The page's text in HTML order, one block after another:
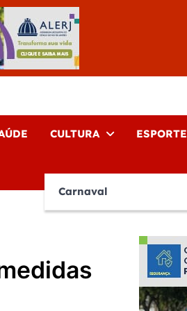
CULTURA
Carnaval
ESPORTE